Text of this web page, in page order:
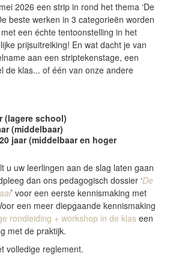
2026 een strip in rond het thema ‘De
beste werken in 3 categorieën worden
een échte tentoonstelling in het
prijsuitreiking! En wat dacht je van
aan een striptekenstage, een
de klas... of één van onze andere
(lagere school)
(middelbaar)
jaar (middelbaar en hoger
u uw leerlingen aan de slag laten gaan
dan ons pedagogisch dossier ‘De
’ voor een eerste kennismaking met
een meer diepgaande kennismaking
rondleiding + workshop in de klas een
met de praktijk.
volledige reglement.